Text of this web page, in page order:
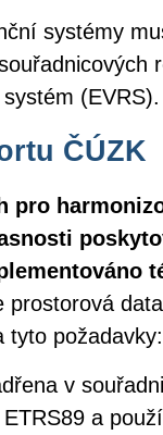
systémy
(EVRS).
ČÚZK
pro
prostorová
tyto požadavky:
v
a